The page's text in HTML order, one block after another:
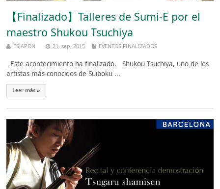
【Finalizado】Talleres de Sumi-E por el
maestro Shukou Tsuchiya
ESJAPON 21, sep, 2015 EVENTOS FINALIZADOS
Este acontecimiento ha finalizado. Shukou Tsuchiya, uno de los
artistas más conocidos de Suiboku ...
Leer más »